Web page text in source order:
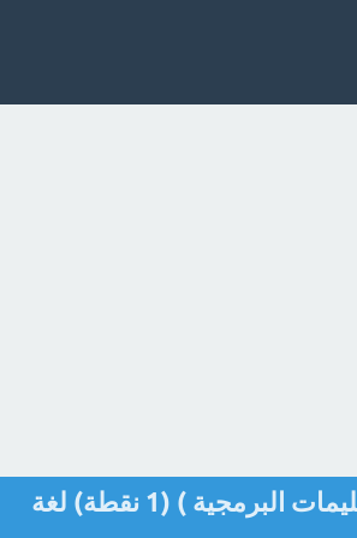
لغة برمجة عالمية تعتمد على كتابة الأكواد ( التعليمات البرمجية ) (1 نقطة) لغة